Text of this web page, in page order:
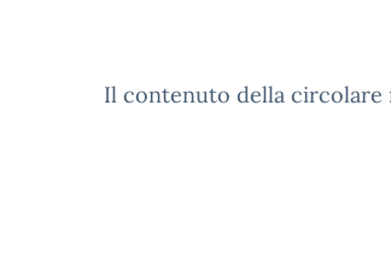
Il contenuto della circolare